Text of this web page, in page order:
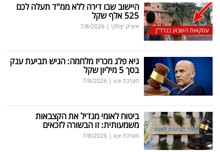
עסקאות השבוע בנדל"ן
היישוב שבו דירה ללא ממ"ד תעלה לכם
525 אלף שקל
איציק יצחקי |
7/8/2026
גיא פלג מכריז מלחמה: הגיש תביעת ענק
בסך 5 מיליון שקל
מערכת ice |
7/8/2026
ביטוח לאומי מגדיל את הקצבאות
משמעותית: זו הבשורה לזכאים
מערכת ice |
7/8/2026